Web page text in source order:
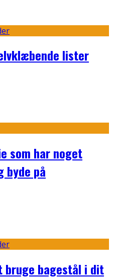
lister
som har noget
byde på
bruge bagestål i dit